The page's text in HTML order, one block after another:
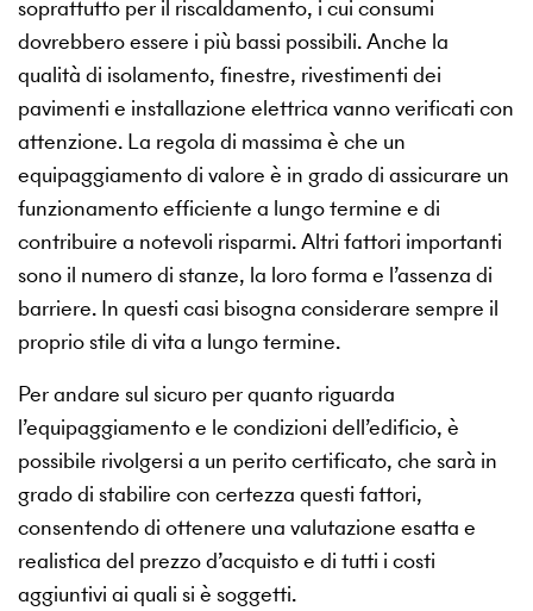
soprattutto per il riscaldamento, i cui consumi
dovrebbero essere i più bassi possibili. Anche la
qualità di isolamento, finestre, rivestimenti dei
pavimenti e installazione elettrica vanno verificati con
attenzione. La regola di massima è che un
equipaggiamento di valore è in grado di assicurare un
funzionamento efficiente a lungo termine e di
contribuire a notevoli risparmi. Altri fattori importanti
sono il numero di stanze, la loro forma e l’assenza di
barriere. In questi casi bisogna considerare sempre il
proprio stile di vita a lungo termine.
Per andare sul sicuro per quanto riguarda
l’equipaggiamento e le condizioni dell’edificio, è
possibile rivolgersi a un perito certificato, che sarà in
grado di stabilire con certezza questi fattori,
consentendo di ottenere una valutazione esatta e
realistica del prezzo d’acquisto e di tutti i costi
aggiuntivi ai quali si è soggetti.